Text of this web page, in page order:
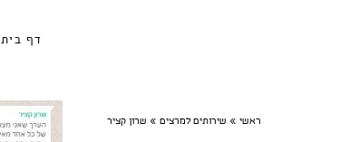
דף בית
ראשי » שירותים למרצים » שרון קציר